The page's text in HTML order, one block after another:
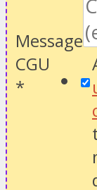
Message
CGU
*